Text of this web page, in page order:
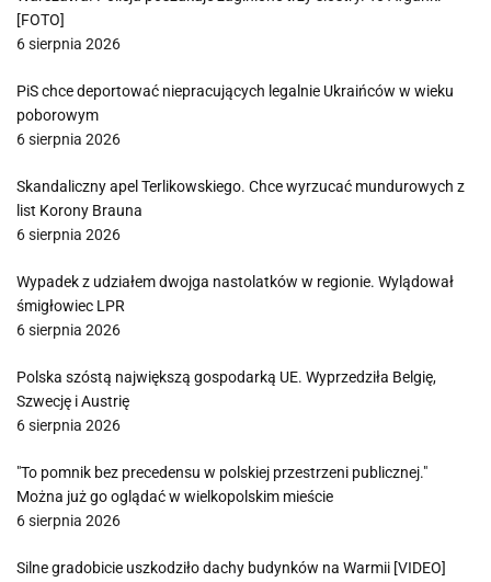
[FOTO]
6 sierpnia 2026
PiS chce deportować niepracujących legalnie Ukraińców w wieku
poborowym
6 sierpnia 2026
Skandaliczny apel Terlikowskiego. Chce wyrzucać mundurowych z
list Korony Brauna
6 sierpnia 2026
Wypadek z udziałem dwojga nastolatków w regionie. Wylądował
śmigłowiec LPR
6 sierpnia 2026
Polska szóstą największą gospodarką UE. Wyprzedziła Belgię,
Szwecję i Austrię
6 sierpnia 2026
"To pomnik bez precedensu w polskiej przestrzeni publicznej."
Można już go oglądać w wielkopolskim mieście
6 sierpnia 2026
Silne gradobicie uszkodziło dachy budynków na Warmii [VIDEO]